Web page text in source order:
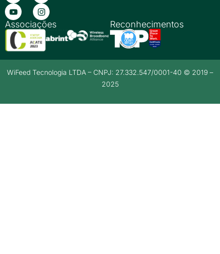
Associações Reconhecimentos
WiFeed Tecnologia LTDA – CNPJ: 27.332.547/0001-40 © 2019 –
2025